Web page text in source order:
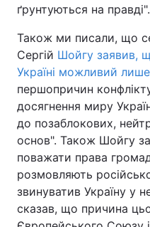
ґрунтуються на правді".
Також ми писали, що
Сергій Шойгу заявив,
Україні можливий
першопричин
досягнення миру
до позаблокових,
основ". Також Шойгу
поважати права
розмовляють
звинуватив Україну у
сказав, що причина